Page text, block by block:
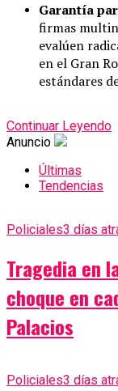
Garantía
firmas
evalúen
en el Gran
estándares
Continuar Leyendo
Anuncio
Últimas
Tendencias
Policiales3 días
Tragedia en
choque en
Palacios
Policiales3 días